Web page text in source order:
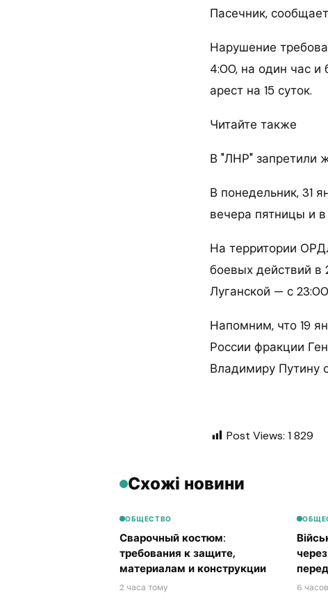
Пасечник,
Нарушение
4:00, на один час и
арест на 15 суток.
Читайте также
В "ЛНР" запретили
В понедельник, 31
вечера пятницы и
На территории
боевых действий в
Луганской — с
Напомним, что 19
России фракции
Владимиру Путину
Post Views: 1 829
Схожі новини
ОБЩЕСТВО
Сварочный костюм:
требования к защите,
материалам и конструкции
2 часа тому 6